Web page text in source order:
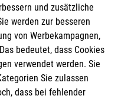
und zusätzliche
werden zur besseren
von Werbekampagnen,
bedeutet, dass Cookies
verwendet werden. Sie
Sie zulassen
dass bei fehlender